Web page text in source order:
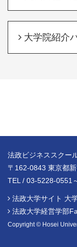
大学院紹介
法政ビジネススクー
〒162-0843 東京都
TEL / 03-5228-0551
法政大学サイト 大
法政大学経営学部
Copyright © Hosei